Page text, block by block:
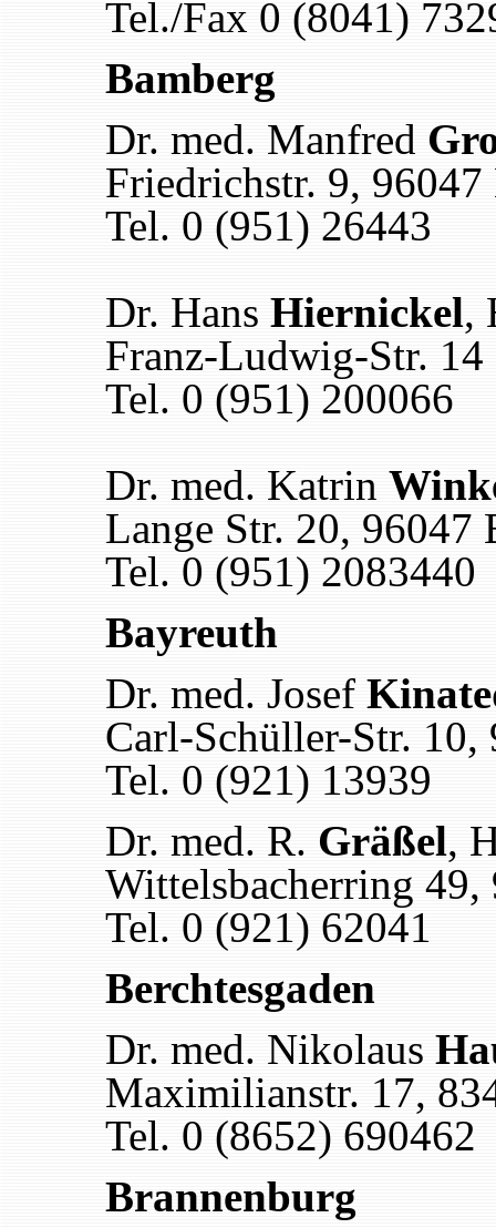
Tel./Fax 0 (8041)
Bamberg
Dr. med. Manfred
Friedrichstr. 9, 96047
Tel. 0 (951) 26443
Dr. Hans Hiernickel,
Franz-Ludwig-Str. 14
Tel. 0 (951) 200066
Dr. med. Katrin
Lange Str. 20, 96047
Tel. 0 (951) 2083440
Bayreuth
Dr. med. Josef
Carl-Schüller-Str. 10,
Tel. 0 (921) 13939
Dr. med. R. Gräßel,
Wittelsbacherring 49,
Tel. 0 (921) 62041
Berchtesgaden
Dr. med. Nikolaus
Maximilianstr. 17,
Tel. 0 (8652) 690462
Brannenburg